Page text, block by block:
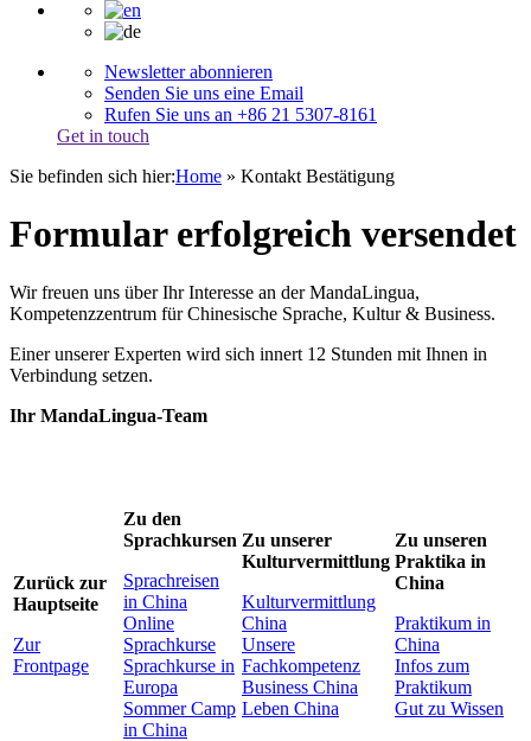
Newsletter abonnieren
Senden Sie uns eine Email
Rufen Sie uns an +86 21 5307-8161
Get in touch
Sie befinden sich hier:Home » Kontakt Bestätigung
Formular erfolgreich versendet
Wir freuen uns über Ihr Interesse an der MandaLingua,
Kompetenzzentrum für Chinesische Sprache, Kultur & Business.
Einer unserer Experten wird sich innert 12 Stunden mit Ihnen in
Verbindung setzen.
Ihr MandaLingua-Team
Zurück zur
Hauptseite
Zur
Frontpage
Zu den
Sprachkursen
Sprachreisen
in China
Online
Sprachkurse
Sprachkurse in
Europa
Sommer Camp
in China
Zu unserer
Kulturvermittlung
Kulturvermittlung
China
Unsere
Fachkompetenz
Business China
Leben China
Zu unseren
Praktika in
China
Praktikum in
China
Infos zum
Praktikum
Gut zu Wissen